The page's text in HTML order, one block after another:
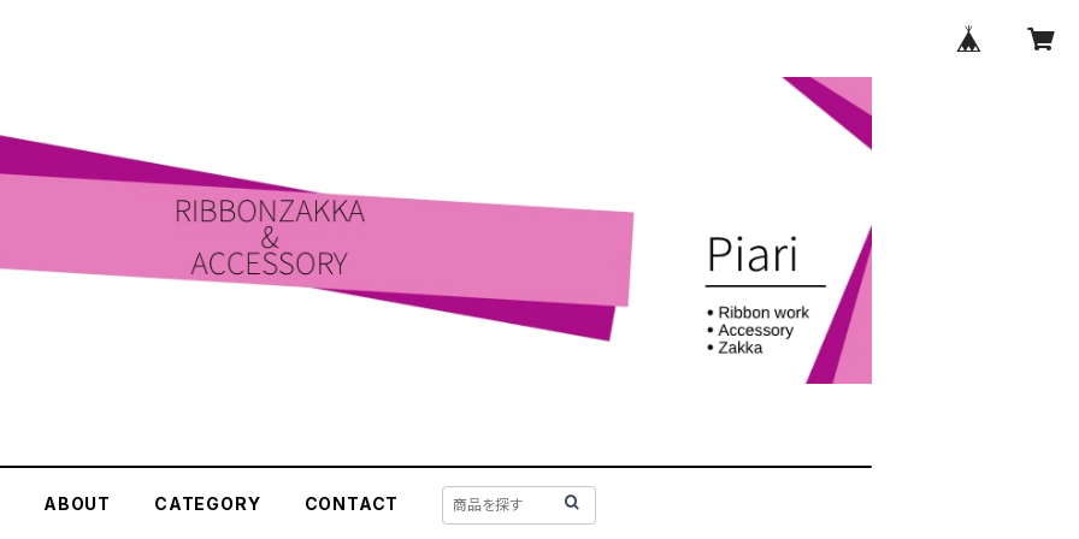
ABOUT CATEGORY CONTACT